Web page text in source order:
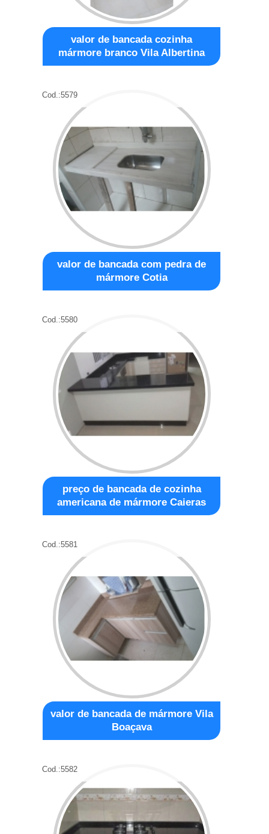
valor de bancada cozinha
mármore branco Vila Albertina
Cod.:5579
valor de bancada com pedra de
mármore Cotia
Cod.:5580
preço de bancada de cozinha
americana de mármore Caieras
Cod.:5581
valor de bancada de mármore Vila
Boaçava
Cod.:5582